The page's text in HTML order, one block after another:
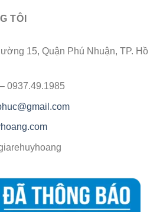
TÔI
15, Quận Phú Nhuận, TP. Hồ
0937.49.1985